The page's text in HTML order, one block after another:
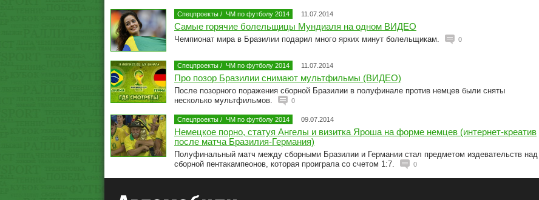
Спецпроекты / ЧМ по футболу 2014 11.07.2014
Самые горячие болельщицы Мундиаля на одном ВИДЕО
Чемпионат мира в Бразилии подарил много ярких минут болельщикам. 0
Спецпроекты / ЧМ по футболу 2014 11.07.2014
Про позор Бразилии снимают мультфильмы (ВИДЕО)
После позорного поражения сборной Бразилии в полуфинале против немцев были сняты
несколько мультфильмов.
0
Спецпроекты / ЧМ по футболу 2014 09.07.2014
Немецкое порно, статуя Ангелы и визитка Яроша на форме немцев (интернет-креатив
после матча Бразилия-Германия)
Полуфинальный матч между сборными Бразилии и Германии стал предметом издевательств над
сборной пентакампеонов, которая проиграла со счетом 1:7.
0